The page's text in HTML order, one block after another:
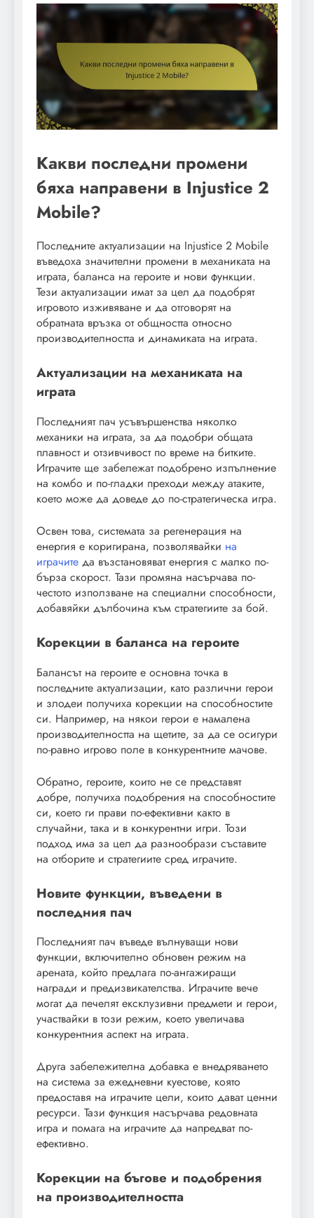
Какви последни промени
бяха направени в Injustice 2
Mobile?
Последните актуализации на Injustice 2 Mobile
въведоха значителни промени в механиката на
играта, баланса на героите и нови функции.
Тези актуализации имат за цел да подобрят
игровото изживяване и да отговорят на
обратната връзка от общността относно
производителността и динамиката на играта.
Актуализации на механиката на
играта
Последният пач усъвършенства няколко
механики на играта, за да подобри общата
плавност и отзивчивост по време на битките.
Играчите ще забележат подобрено изпълнение
на комбо и по-гладки преходи между атаките,
което може да доведе до по-стратегическа игра.
Освен това, системата за регенерация на
енергия е коригирана, позволявайки на
играчите да възстановяват енергия с малко по-
бърза скорост. Тази промяна насърчава по-
честото използване на специални способности,
добавяйки дълбочина към стратегиите за бой.
Корекции в баланса на героите
Балансът на героите е основна точка в
последните актуализации, като различни герои
и злодеи получиха корекции на способностите
си. Например, на някои герои е намалена
производителността на щетите, за да се осигури
по-равно игрово поле в конкурентните мачове.
Обратно, героите, които не се представят
добре, получиха подобрения на способностите
си, което ги прави по-ефективни както в
случайни, така и в конкурентни игри. Този
подход има за цел да разнообрази съставите
на отборите и стратегиите сред играчите.
Новите функции, въведени в
последния пач
Последният пач въведе вълнуващи нови
функции, включително обновен режим на
арената, който предлага по-ангажиращи
награди и предизвикателства. Играчите вече
могат да печелят ексклузивни предмети и герои,
участвайки в този режим, което увеличава
конкурентния аспект на играта.
Друга забележителна добавка е внедряването
на система за ежедневни куестове, която
предоставя на играчите цели, които дават ценни
ресурси. Тази функция насърчава редовната
игра и помага на играчите да напредват по-
ефективно.
Корекции на бъгове и подобрения
на производителността